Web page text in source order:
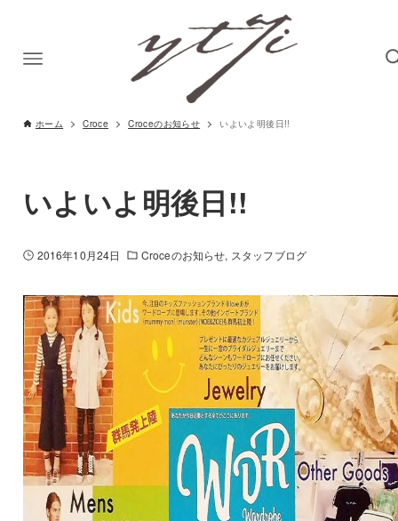
ホーム Croce Croceのお知らせ いよいよ明後日!!
いよいよ明後日!!
2016年10月24日 Croceのお知らせ スタッフブログ